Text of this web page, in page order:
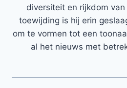
diversiteit en rijkdom van
toewijding is hij erin
om te vormen tot een
al het nieuws met